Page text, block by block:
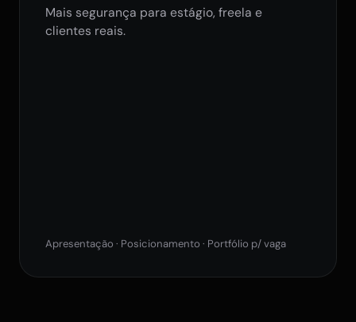
Mais segurança para estágio, freela e
clientes reais.
Apresentação · Posicionamento · Portfólio p/ vaga